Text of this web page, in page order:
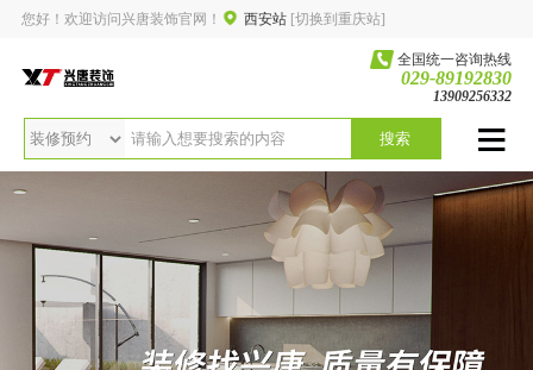
您好！欢迎访问兴唐装饰官网！ 西安站 [切换到重庆站]
全国统一咨询热线
029-89192830
13909256332
搜索